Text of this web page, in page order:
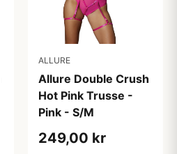
ALLURE
Allure Double Crush
Hot Pink Trusse -
Pink - S/M
249,00 kr